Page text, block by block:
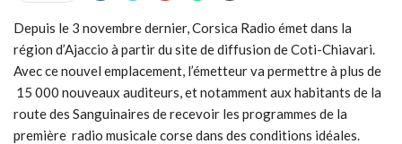
Depuis le 3 novembre dernier, Corsica Radio émet dans la
région d’Ajaccio à partir du site de diffusion de Coti-Chiavari.
Avec ce nouvel emplacement, l’émetteur va permettre à plus de
15 000 nouveaux auditeurs, et notamment aux habitants de la
route des Sanguinaires de recevoir les programmes de la
première radio musicale corse dans des conditions idéales.